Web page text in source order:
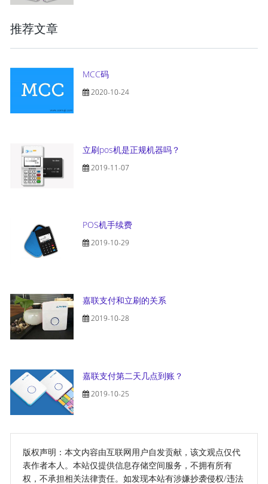
推荐文章
MCC码
2020-10-24
立刷pos机是正规机器吗？
2019-11-07
POS机手续费
2019-10-29
嘉联支付和立刷的关系
2019-10-28
嘉联支付第二天几点到账？
2019-10-25
版权声明：本文内容由互联网用户自发贡献，该文观点仅代
表作者本人。本站仅提供信息存储空间服务，不拥有所有
权，不承担相关法律责任。如发现本站有涉嫌抄袭侵权/违法